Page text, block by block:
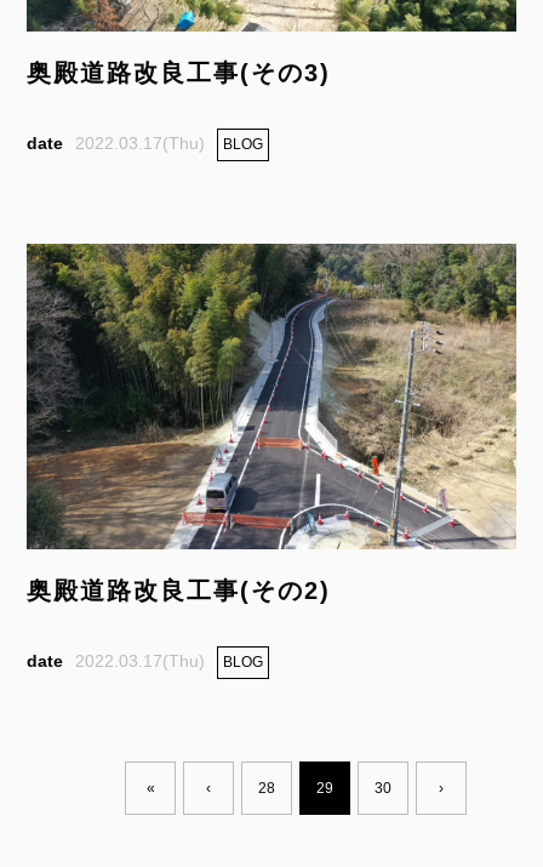
奥殿道路改良工事(その3)
2022.03.17(Thu) BLOG
奥殿道路改良工事(その2)
2022.03.17(Thu) BLOG
« ‹ 28 29 30 ›